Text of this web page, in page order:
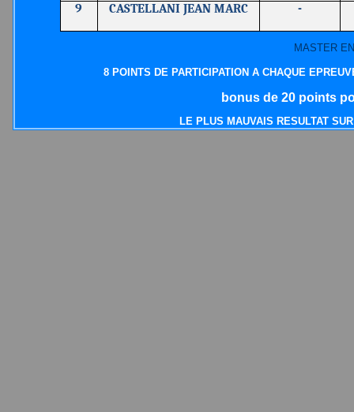
9 CASTELLANI JEAN MARC -
MASTER
8 POINTS DE PARTICIPATION A CHAQUE
bonus de 20 points
LE PLUS MAUVAIS RESULTAT